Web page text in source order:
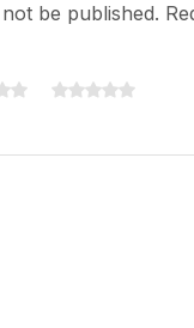
be published.